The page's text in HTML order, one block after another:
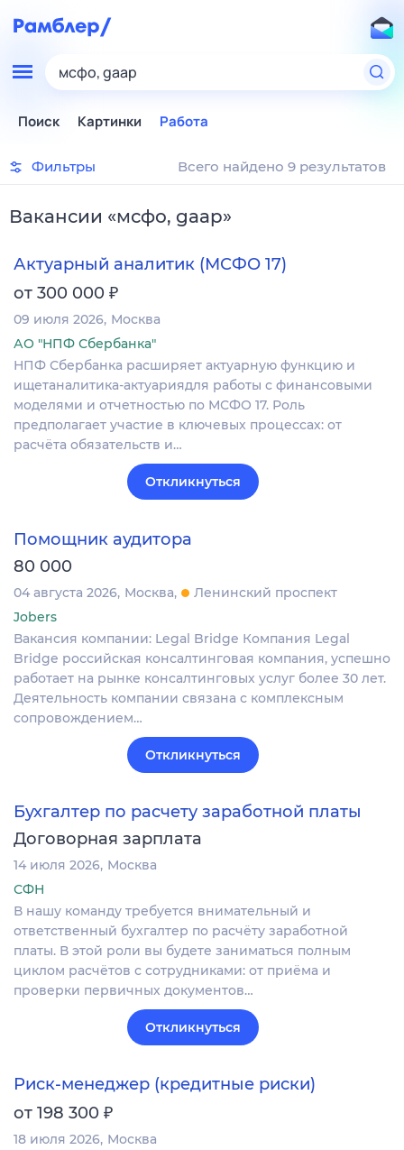
мсфо, gaap
Поиск Картинки Работа
Фильтры Всего найдено 9 результатов
Вакансии «мсфо, gaap»
Актуарный аналитик (МСФО 17)
от 300 000 ₽
09 июля 2026 Москва
АО "НПФ Сбербанка"
НПФ Сбербанка расширяет актуарную функцию и
ищетаналитика-актуариядля работы с финансовыми
моделями и отчетностью по МСФО 17. Роль
предполагает участие в ключевых процессах: от
расчёта обязательств и…
Откликнуться
Помощник аудитора
80 000
04 августа 2026 Москва
Ленинский проспект
Jobers
Вакансия компании: Legal Bridge Компания Legal
Bridge российская консалтинговая компания, успешно
работает на рынке консалтинговых услуг более 30 лет.
Деятельность компании связана с комплексным
сопровождением…
Откликнуться
Бухгалтер по расчету заработной платы
Договорная зарплата
14 июля 2026 Москва
СФН
В нашу команду требуется внимательный и
ответственный бухгалтер по расчёту заработной
платы. В этой роли вы будете заниматься полным
циклом расчётов с сотрудниками: от приёма и
проверки первичных документов…
Откликнуться
Риск-менеджер (кредитные риски)
от 198 300 ₽
18 июля 2026 Москва